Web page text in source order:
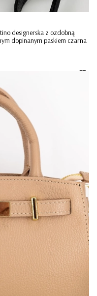
designerska z ozdobną
dopinanym paskiem czarna